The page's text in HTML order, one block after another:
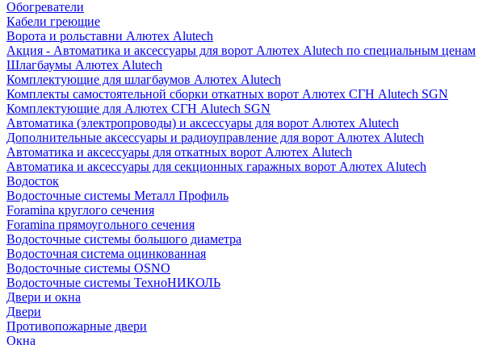
Обогреватели
Кабели греющие
Ворота и рольставни Алютех Alutech
Акция - Автоматика и аксессуары для ворот Алютех Alutech по специальным ценам
Шлагбаумы Алютех Alutech
Комплектующие для шлагбаумов Алютех Alutech
Комплекты самостоятельной сборки откатных ворот Алютех СГН Alutech SGN
Комплектующие для Алютех СГН Alutech SGN
Автоматика (электропроводы) и аксессуары для ворот Алютех Alutech
Дополнительные аксессуары и радиоуправление для ворот Алютех Alutech
Автоматика и аксессуары для откатных ворот Алютех Alutech
Автоматика и аксессуары для секционных гаражных ворот Алютех Alutech
Водосток
Водосточные системы Металл Профиль
Foramina круглого сечения
Foramina прямоугольного сечения
Водосточные системы большого диаметра
Водосточная система оцинкованная
Водосточные системы OSNO
Водосточные системы ТехноНИКОЛЬ
Двери и окна
Двери
Противопожарные двери
Окна